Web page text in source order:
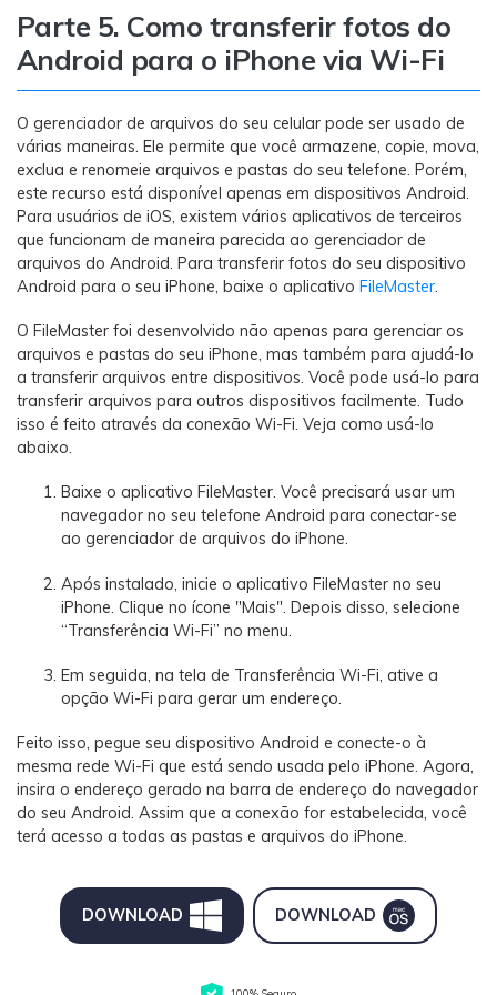
Parte 5. Como transferir fotos do
Android para o iPhone via Wi-Fi
O gerenciador de arquivos do seu celular pode ser usado de
várias maneiras. Ele permite que você armazene, copie, mova,
exclua e renomeie arquivos e pastas do seu telefone. Porém,
este recurso está disponível apenas em dispositivos Android.
Para usuários de iOS, existem vários aplicativos de terceiros
que funcionam de maneira parecida ao gerenciador de
arquivos do Android. Para transferir fotos do seu dispositivo
Android para o seu iPhone, baixe o aplicativo FileMaster.
O FileMaster foi desenvolvido não apenas para gerenciar os
arquivos e pastas do seu iPhone, mas também para ajudá-lo
a transferir arquivos entre dispositivos. Você pode usá-lo para
transferir arquivos para outros dispositivos facilmente. Tudo
isso é feito através da conexão Wi-Fi. Veja como usá-lo
abaixo.
Baixe o aplicativo FileMaster. Você precisará usar um
navegador no seu telefone Android para conectar-se
ao gerenciador de arquivos do iPhone.
Após instalado, inicie o aplicativo FileMaster no seu
iPhone. Clique no ícone "Mais". Depois disso, selecione
“Transferência Wi-Fi” no menu.
Em seguida, na tela de Transferência Wi-Fi, ative a
opção Wi-Fi para gerar um endereço.
Feito isso, pegue seu dispositivo Android e conecte-o à
mesma rede Wi-Fi que está sendo usada pelo iPhone. Agora,
insira o endereço gerado na barra de endereço do navegador
do seu Android. Assim que a conexão for estabelecida, você
terá acesso a todas as pastas e arquivos do iPhone.
DOWNLOAD DOWNLOAD